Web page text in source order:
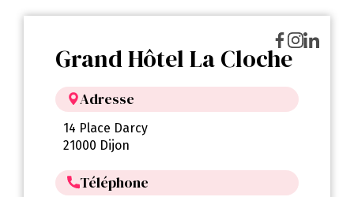
Grand Hôtel La Cloche
Adresse
14 Place Darcy
21000 Dijon
Téléphone